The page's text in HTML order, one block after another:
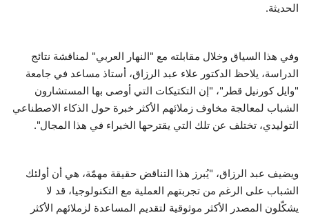
الحديثة.
وفي هذا السياق وخلال مقابلته مع "النهار العربي" لمناقشة نتائج
الدراسة، يلاحظ الدكتور علاء عبد الرزاق، أستاذ مساعد في جامعة
"وايل كورنيل قطر"، "إن التكتيكات التي أوصى بها المستشارون
الشباب لمعالجة مخاوف زملائهم الأكثر خبرة حول الذكاء الاصطناعي
التوليدي، تختلف عن تلك التي يقترحها الخبراء في هذا المجال".
ويضيف عبد الرزاق، "يُبرز هذا التناقض حقيقة مهمّة، هي أن أولئك
الشباب على الرغم من تجربتهم العملية مع التكنولوجيا، قد لا
يشكّلون المصدر الأكثر موثوقية لتقديم المساعدة لزملائهم الأكثر